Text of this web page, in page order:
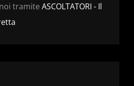
tramite ASCOLTATORI - Il